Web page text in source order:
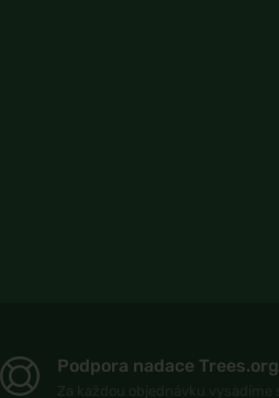
Podpora nadace Trees.org